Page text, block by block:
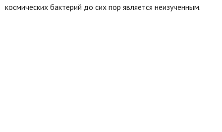
космических бактерий до сих пор является неизученным.